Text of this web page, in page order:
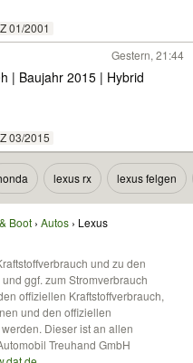
01/2001
Gestern, 21:44
| Baujahr 2015 | Hybrid
03/2015
lexus rx lexus felgen
Boot Autos Lexus
und zu den
ggf. zum Stromverbrauch
offiziellen Kraftstoffverbrauch,
und den offiziellen
Dieser ist an allen
Treuhand GmbH